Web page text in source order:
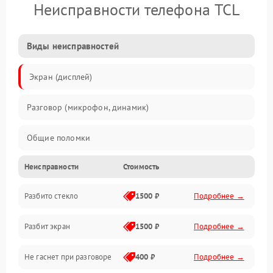
Неисправности телефона TCL
Виды неисправностей
Экран (дисплей)
Разговор (микрофон, динамик)
Общие поломки
Проблемы связи
Камеры
Проблемы с дисплеем и сенсором
Зарядка
Неисправности Стоимость
Разбито стекло 1500 ₽ Подробнее →
Разбит экран 1500 ₽ Подробнее →
Не гаснет при разговоре 400 ₽ Подробнее →